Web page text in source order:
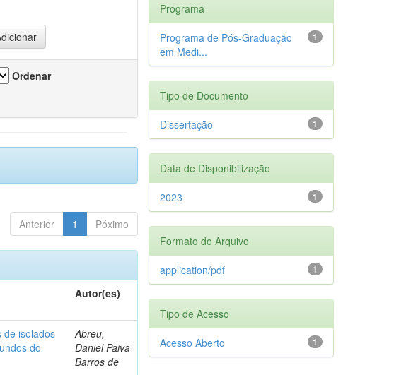
Ordenar
Anterior 1 Póximo
Autor(es)
de isolados
do
Abreu,
Daniel Paiva
Barros de
Programa
1
Programa de Pós-Graduação
em Medi...
Tipo de Documento
1
Dissertação
Data de Disponibilização
1
2023
Formato do Arquivo
1
application/pdf
Tipo de Acesso
1
Acesso Aberto